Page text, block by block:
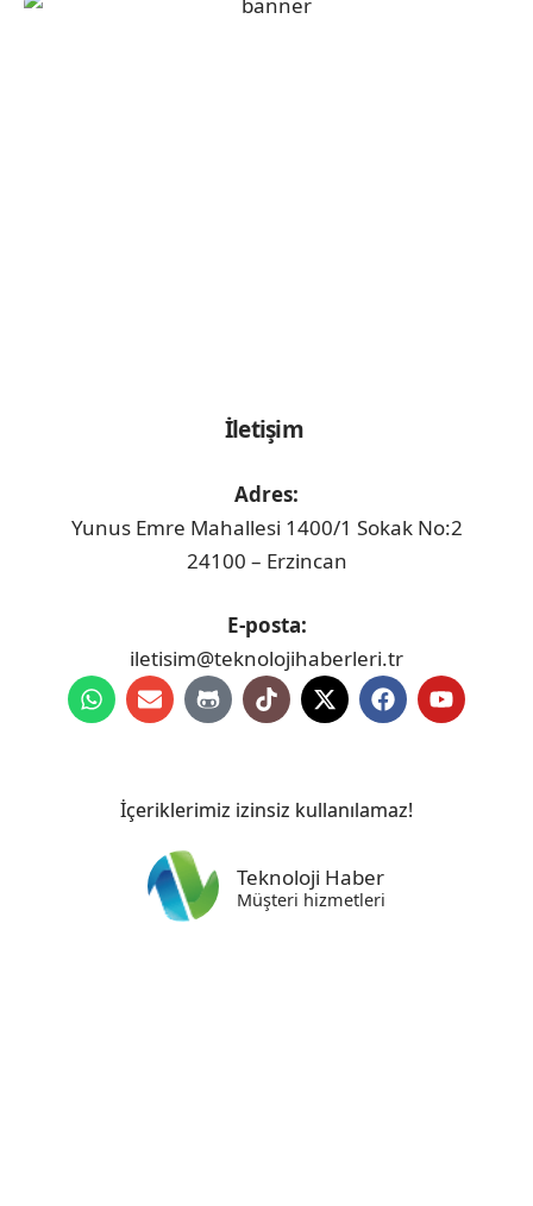
İletişim
Adres:
Yunus Emre Mahallesi 1400/1 Sokak No:2
24100 – Erzincan
E-posta:
iletisim@teknolojihaberleri.tr
İçeriklerimiz izinsiz kullanılamaz!
Teknoloji Haber
Müşteri hizmetleri